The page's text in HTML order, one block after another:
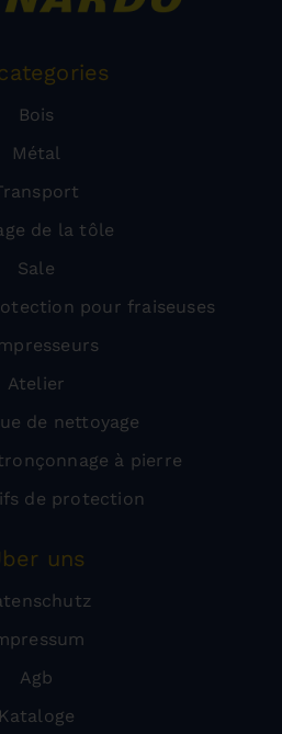
Bois
Métal
de la tôle
Sale
pour fraiseuses
Atelier
de nettoyage
à pierre
de protection
uns
Agb
Kataloge